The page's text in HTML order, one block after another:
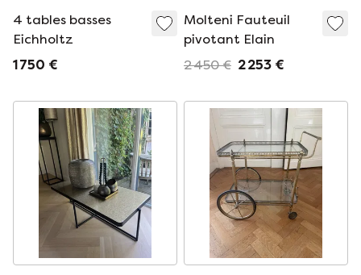
4 tables basses
Eichholtz
1 750 €
Molteni Fauteuil
pivotant Elain
2 450 € 2 253 €